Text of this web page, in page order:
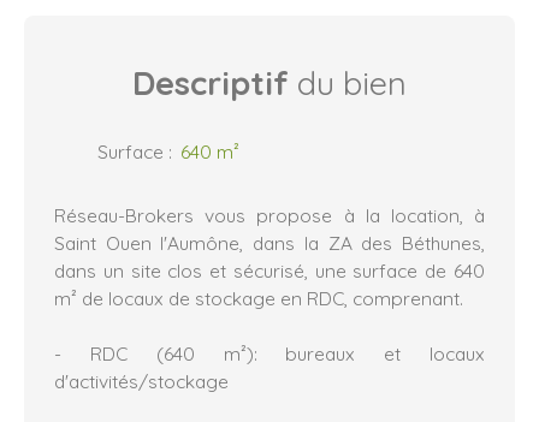
Descriptif du bien
Surface : 640 m²
Réseau-Brokers vous propose à la location, à
Saint Ouen l'Aumône, dans la ZA des Béthunes,
dans un site clos et sécurisé, une surface de 640
m² de locaux de stockage en RDC, comprenant.
- RDC (640 m²): bureaux et locaux
d'activités/stockage